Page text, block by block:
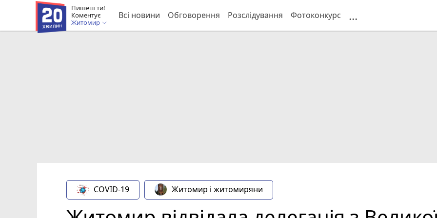
Пишеш ти!
Коментує
Житомир
Всі новини Обговорення Розслідування Фотоконкурс ...
COVID-19 Житомир і житомиряни